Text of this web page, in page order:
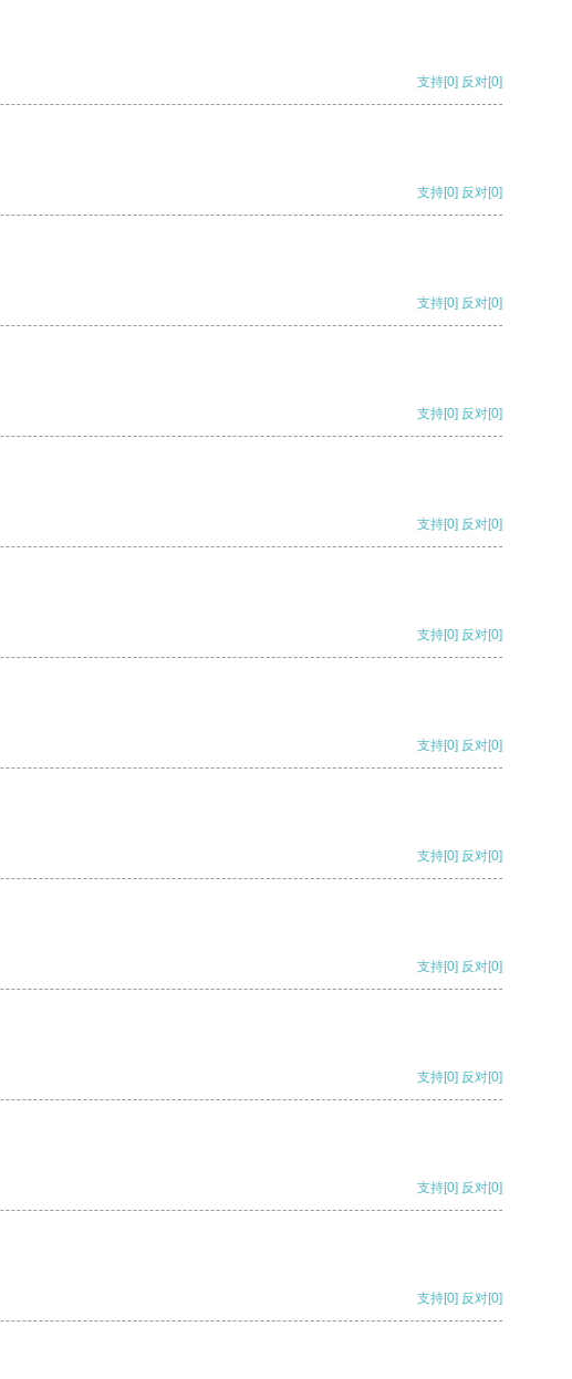
支持[0] 反对[0]
支持[0] 反对[0]
支持[0] 反对[0]
支持[0] 反对[0]
支持[0] 反对[0]
支持[0] 反对[0]
支持[0] 反对[0]
支持[0] 反对[0]
支持[0] 反对[0]
支持[0] 反对[0]
支持[0] 反对[0]
支持[0] 反对[0]